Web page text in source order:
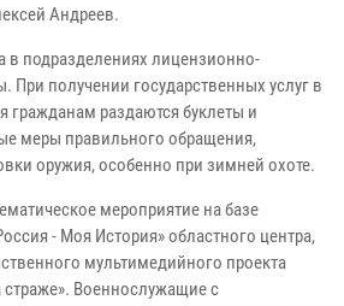
Андреев.
в подразделениях лицензионно-
При получении государственных услуг в
гражданам раздаются буклеты и
меры правильного обращения,
оружия, особенно при зимней охоте.
мероприятие на базе
- Моя История» областного центра,
мультимедийного проекта
страже». Военнослужащие с